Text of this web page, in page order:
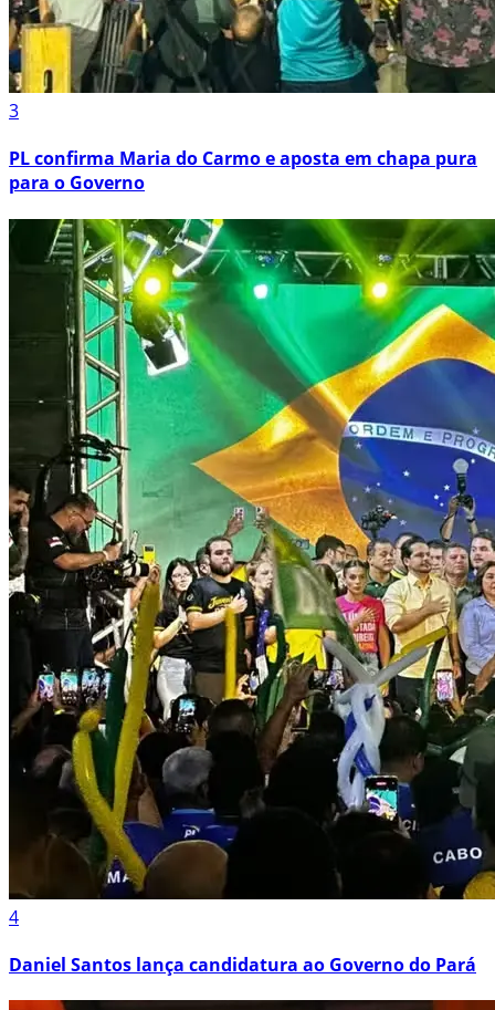
3
PL confirma Maria do Carmo e aposta em chapa pura
para o Governo
4
Daniel Santos lança candidatura ao Governo do Pará